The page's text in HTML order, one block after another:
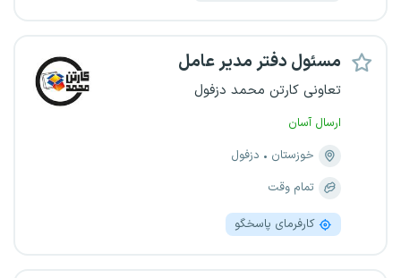
مسئول دفتر مدیر عامل
تعاونی کارتن محمد دزفول
ارسال آسان
خوزستان
دزفول
تمام وقت
کارفرمای پاسخگو